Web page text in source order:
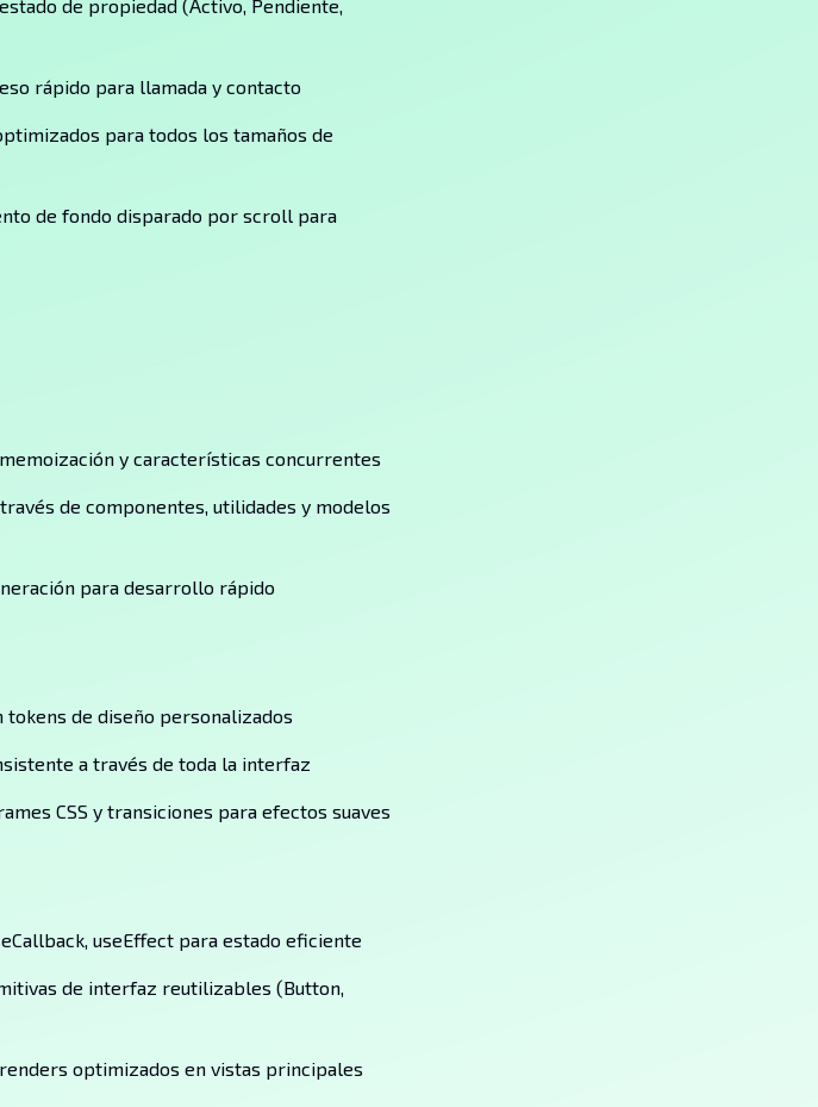
de propiedad (Activo, Pendiente,
rápido para llamada y contacto
para todos los tamaños de
de fondo disparado por scroll para
y características concurrentes
de componentes, utilidades y modelos
para desarrollo rápido
de diseño personalizados
a través de toda la interfaz
CSS y transiciones para efectos suaves
useEffect para estado eficiente
de interfaz reutilizables (Button,
optimizados en vistas principales